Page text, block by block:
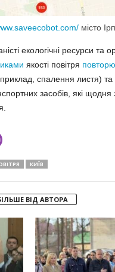
місто
екологічні ресурси
якості повітря
спалення листя) та
засобів, які
КИЇВ
ВІД АВТОРА